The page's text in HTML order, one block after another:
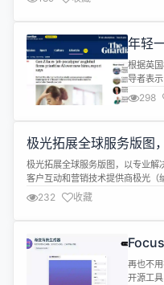
不同行业企业的选型逻辑。本文将
核心优势与适配场景，帮企业找到
年轻
转向
根据英
导者表
难”。
工的招
战。该
了调查
AI 使他
298
极光拓展全球服务版图
业数字化升级
极光拓展全球服务版图，以专业解
客户互动和营销技术提供商极光（
“公司”）今日宣布，其全球化战
的先进全渠道及人工智能解决方
务电子商务、金融、SaaS、制造
232 收藏
器
再也不
开源工